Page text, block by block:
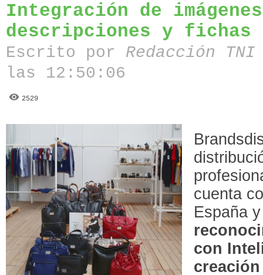
Integración de
descripciones y fichas
Escrito por Redacción
las 12:50:06
2529
cuenta
España y
con